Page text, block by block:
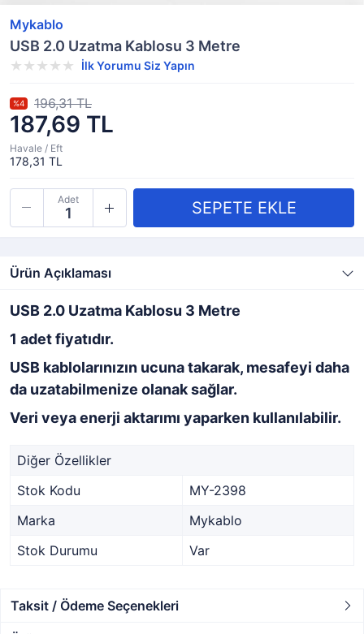
Mykablo
USB 2.0 Uzatma Kablosu 3 Metre
İlk Yorumu Siz Yapın
187,69 TL
%4 196,31 TL
Havale / Eft
178,31 TL
Adet
Ürün Açıklaması
USB 2.0 Uzatma Kablosu 3 Metre
1 adet fiyatıdır.
USB kablolarınızın ucuna takarak, mesafeyi daha
da uzatabilmenize olanak sağlar.
Veri veya enerji aktarımı yaparken kullanılabilir.
Diğer Özellikler
Stok Kodu
MY-2398
Marka
Mykablo
Stok Durumu
Var
Taksit / Ödeme Seçenekleri